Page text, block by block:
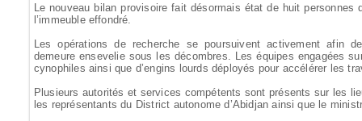
Le nouveau bilan provisoire fait désormais état de huit
l’immeuble effondré.
Les opérations de recherche se poursuivent activement afin
demeure ensevelie sous les décombres. Les équipes engagées
cynophiles ainsi que d’engins lourds déployés pour accélérer les
Plusieurs autorités et services compétents sont présents sur les
les représentants du District autonome d’Abidjan ainsi que le